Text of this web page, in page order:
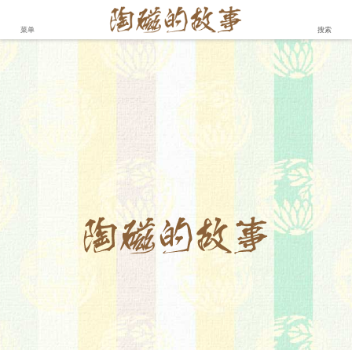
菜单 搜索